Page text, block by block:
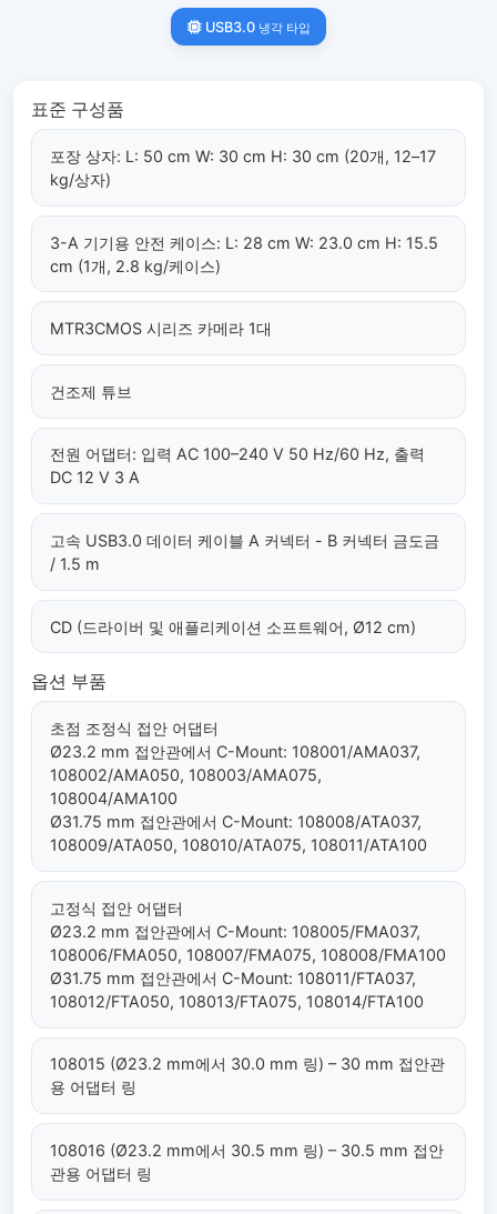
USB3.0 냉각 타입
표준 구성품
포장 상자: L: 50 cm W: 30 cm H: 30 cm (20개, 12–17
kg/상자)
3-A 기기용 안전 케이스: L: 28 cm W: 23.0 cm H: 15.5
cm (1개, 2.8 kg/케이스)
MTR3CMOS 시리즈 카메라 1대
건조제 튜브
전원 어댑터: 입력 AC 100–240 V 50 Hz/60 Hz, 출력
DC 12 V 3 A
고속 USB3.0 데이터 케이블 A 커넥터 - B 커넥터 금도금
/ 1.5 m
CD (드라이버 및 애플리케이션 소프트웨어, Ø12 cm)
옵션 부품
초점 조정식 접안 어댑터
Ø23.2 mm 접안관에서 C-Mount: 108001/AMA037,
108002/AMA050, 108003/AMA075,
108004/AMA100
Ø31.75 mm 접안관에서 C-Mount: 108008/ATA037,
108009/ATA050, 108010/ATA075, 108011/ATA100
고정식 접안 어댑터
Ø23.2 mm 접안관에서 C-Mount: 108005/FMA037,
108006/FMA050, 108007/FMA075, 108008/FMA100
Ø31.75 mm 접안관에서 C-Mount: 108011/FTA037,
108012/FTA050, 108013/FTA075, 108014/FTA100
108015 (Ø23.2 mm에서 30.0 mm 링) – 30 mm 접안관
용 어댑터 링
108016 (Ø23.2 mm에서 30.5 mm 링) – 30.5 mm 접안
관용 어댑터 링